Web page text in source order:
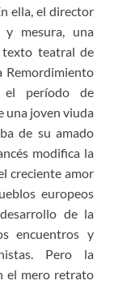
ella, el director
mesura, una
texto teatral de
Remordimiento
el período de
una joven viuda
de su amado
modifica la
creciente amor
europeos
de la
encuentros y
Pero la
el mero retrato